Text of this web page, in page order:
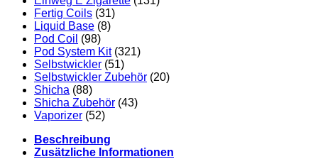
Fertig Coils (31)
Liquid Base (8)
Pod Coil (98)
Pod System Kit (321)
Selbstwickler (51)
Selbstwickler Zubehör (20)
Shicha (88)
Shicha Zubehör (43)
Vaporizer (52)
Beschreibung
Zusätzliche Informationen